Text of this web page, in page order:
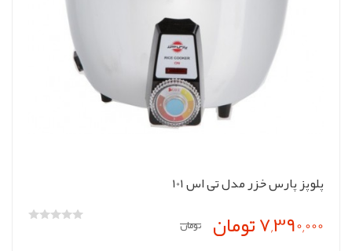
پلوپز پارس خزر مدل تی اس 101
7,390,000 تومان تومان